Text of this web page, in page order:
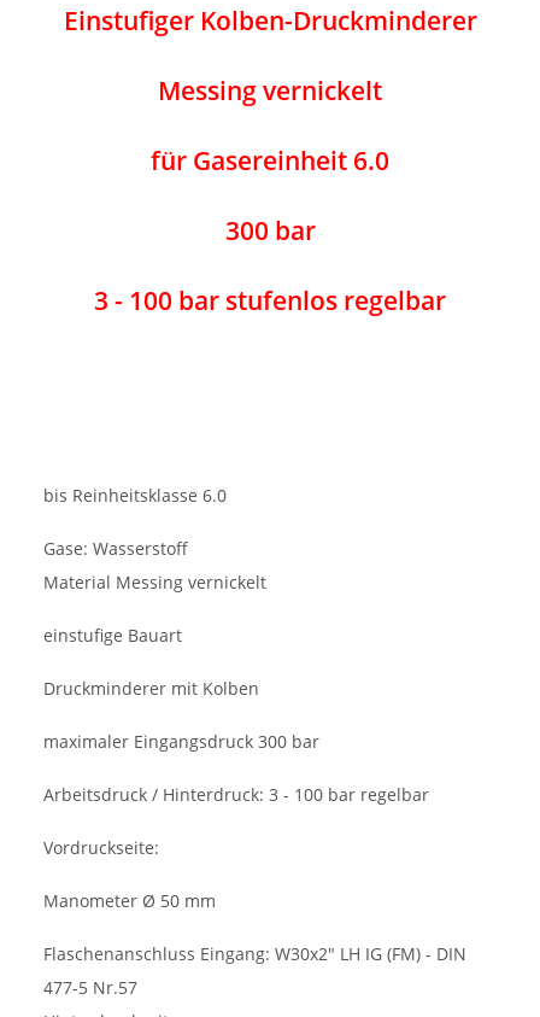
Einstufiger Kolben-Druckminderer
Messing vernickelt
für Gasereinheit 6.0
300 bar
3 - 100 bar stufenlos regelbar
bis Reinheitsklasse 6.0
Gase: Wasserstoff
Material Messing vernickelt
einstufige Bauart
Druckminderer mit Kolben
maximaler Eingangsdruck 300 bar
Arbeitsdruck / Hinterdruck: 3 - 100 bar regelbar
Vordruckseite:
Manometer Ø 50 mm
Flaschenanschluss Eingang: W30x2" LH IG (FM) - DIN
477-5 Nr.57